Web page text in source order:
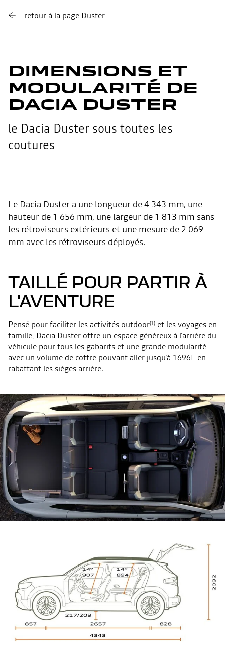
retour à la page Duster
DIMENSIONS ET
MODULARITÉ DE
DACIA DUSTER
le Dacia Duster sous toutes les
coutures
Le Dacia Duster a une longueur de 4 343 mm, une
hauteur de 1 656 mm, une largeur de 1 813 mm sans
les rétroviseurs extérieurs et une mesure de 2 069
mm avec les rétroviseurs déployés.
TAILLÉ POUR PARTIR À
L'AVENTURE
Pensé pour faciliter les activités outdoor(1) et les voyages en
famille, Dacia Duster offre un espace généreux à l’arrière du
véhicule pour tous les gabarits et une grande modularité
avec un volume de coffre pouvant aller jusqu’à 1696L en
rabattant les sièges arrière.